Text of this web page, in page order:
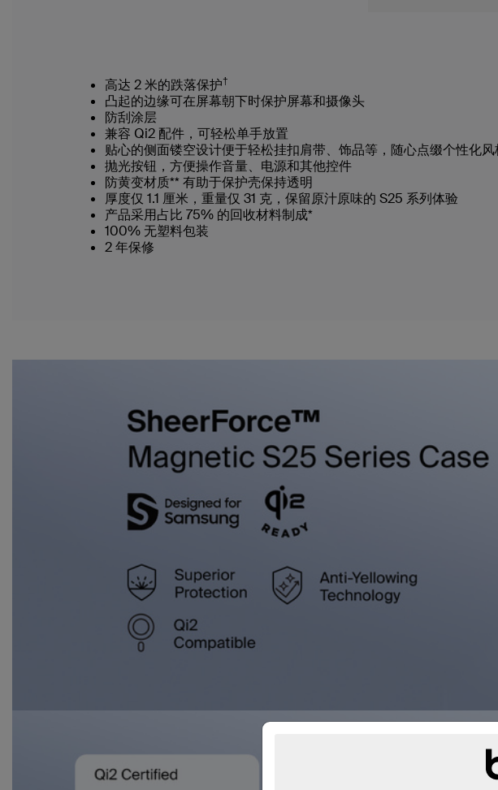
高达 2 米的跌落保护†
凸起的边缘可在屏幕朝下时保护屏幕和摄像头
防刮涂层
兼容 Qi2 配件，可轻松单手放置
贴心的侧面镂空设计便于轻松挂扣肩带、饰品等，随心点缀个性化风
抛光按钮，方便操作音量、电源和其他控件
防黄变材质** 有助于保护壳保持透明
厚度仅 1.1 厘米，重量仅 31 克，保留原汁原味的 S25 系列体验
产品采用占比 75% 的回收材料制成*
100% 无塑料包装
2 年保修